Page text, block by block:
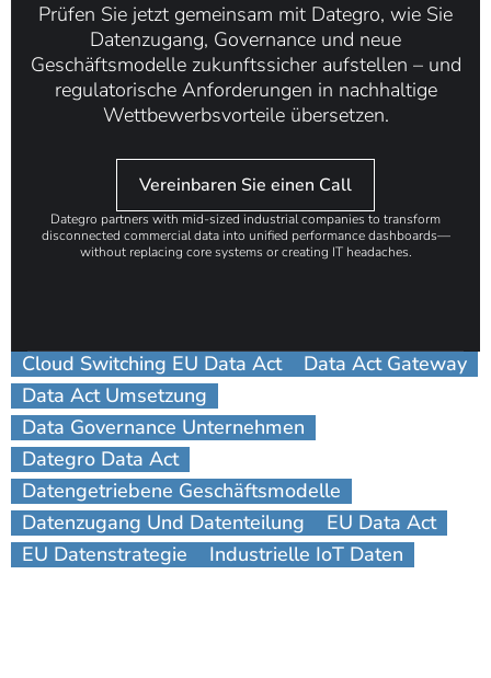
Prüfen Sie jetzt gemeinsam mit Dategro, wie Sie
Datenzugang, Governance und neue
Geschäftsmodelle zukunftssicher aufstellen – und
regulatorische Anforderungen in nachhaltige
Wettbewerbsvorteile übersetzen.
Vereinbaren Sie einen Call
Dategro partners with mid-sized industrial companies to transform
disconnected commercial data into unified performance dashboards—
without replacing core systems or creating IT headaches.
Cloud Switching EU Data Act
Data Act Gateway
Data Act Umsetzung
Data Governance Unternehmen
Dategro Data Act
Datengetriebene Geschäftsmodelle
Datenzugang Und Datenteilung
EU Data Act
EU Datenstrategie
Industrielle IoT Daten